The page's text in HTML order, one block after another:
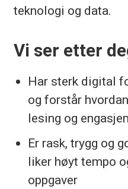
teknologi og data.
Vi ser etter
Har sterk digital
og forstår
lesing og
Er rask, trygg og
liker høyt tempo
oppgaver